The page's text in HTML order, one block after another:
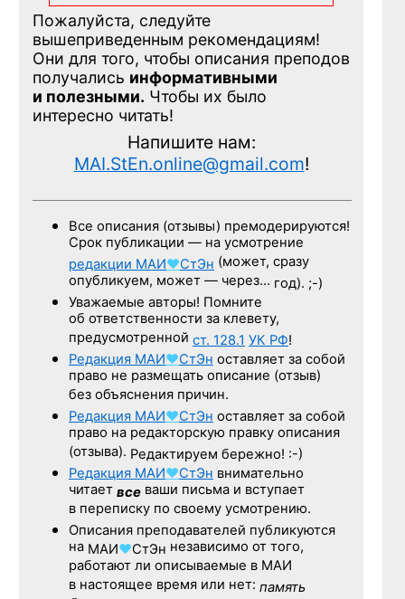
Пожалуйста, следуйте
вышеприведенным рекомендациям!
Они для того, чтобы описания преподов
получались информативными
и полезными. Чтобы их было
интересно читать!
Напишите нам:
MAI.StEn.online@gmail.com!
Все описания (отзывы) премодерируются!
Срок публикации — на усмотрение
редакции МАИ♥СтЭн (может, сразу
опубликуем, может — через… год). ;-)
Уважаемые авторы! Помните
об ответственности за клевету,
предусмотренной ст. 128.1 УК РФ!
Редакция МАИ♥СтЭн оставляет за собой
право не размещать описание (отзыв)
без объяснения причин.
Редакция МАИ♥СтЭн оставляет за собой
право на редакторскую правку описания
(отзыва). Редактируем бережно! :-)
Редакция МАИ♥СтЭн внимательно
читает все ваши письма и вступает
в переписку по своему усмотрению.
Описания преподавателей публикуются
на МАИ♥СтЭн независимо от того,
работают ли описываемые в МАИ
в настоящее время или нет: память